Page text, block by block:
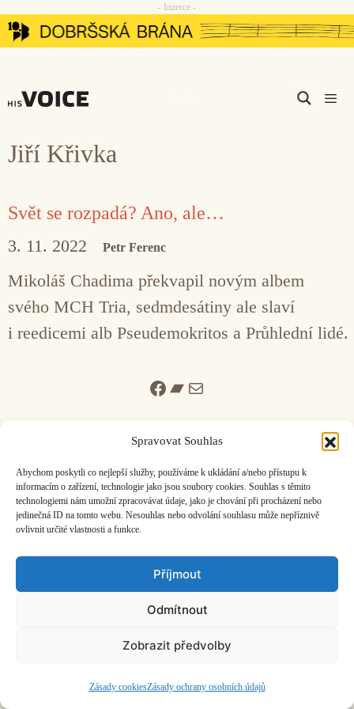
Spravovat Souhlas
Abychom poskytli co nejlepší služby, používáme k ukládání a/nebo přístupu k
informacím o zařízení, technologie jako jsou soubory cookies. Souhlas s těmito
technologiemi nám umožní zpracovávat údaje, jako je chování při procházení nebo
jedinečná ID na tomto webu. Nesouhlas nebo odvolání souhlasu může nepříznivě
ovlivnit určité vlastnosti a funkce.
Příjmout
Odmítnout
Zobrazit předvolby
Zásady cookiesZásady ochrany osobních údajů
Přeskočit
na
- Inzerce -
Jiří Křivka
Svět se rozpadá? Ano, ale…
3. 11. 2022 Petr Ferenc
Mikoláš Chadima překvapil novým albem
svého MCH Tria, sedmdesátiny ale slaví
i reedicemi alb Pseudemokritos a Průhlední lidé.
Facebook
Bandcamp
Mail
ČASOPIS O JINÉ HUDBĚ | vydává Hudební informační středisko|
založeno 2001 | Kontaktujte nás:info@hisvoice.cz
©2026 HISvoice – design a admin